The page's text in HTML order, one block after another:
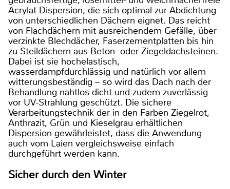
Acrylat-Dispersion, die sich optimal zur Abdichtung
von unterschiedlichen Dächern eignet. Das reicht
von Flachdächern mit ausreichendem Gefälle, über
verzinkte Blechdächer, Faserzementplatten bis hin
zu Steildächern aus Beton- oder Ziegeldachsteinen.
Dabei ist sie hochelastisch,
wasserdampfdurchlässig und natürlich vor allem
witterungsbeständig – so wird das Dach nach der
Behandlung nahtlos dicht und zudem zuverlässig
vor UV-Strahlung geschützt. Die sichere
Verarbeitungstechnik der in den Farben Ziegelrot,
Anthrazit, Grün und Kieselgrau erhältlichen
Dispersion gewährleistet, dass die Anwendung
auch vom Laien vergleichsweise einfach
durchgeführt werden kann.
Sicher durch den Winter